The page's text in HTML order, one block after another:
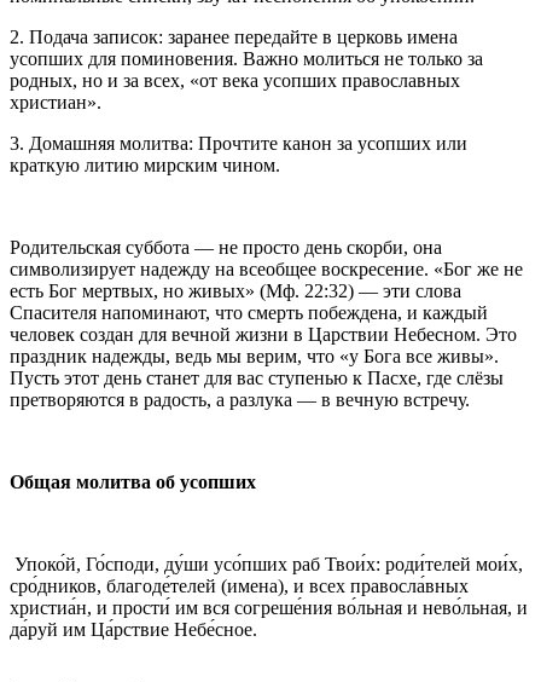
2. Подача записок: заранее передайте в церковь имена
усопших для поминовения. Важно молиться не только за
родных, но и за всех, «от века усопших православных
христиан».
3. Домашняя молитва: Прочтите канон за усопших или
краткую литию мирским чином.
Родительская суббота — не просто день скорби, она
символизирует надежду на всеобщее воскресение. «Бог же не
есть Бог мертвых, но живых» (Мф. 22:32) — эти слова
Спасителя напоминают, что смерть побеждена, и каждый
человек создан для вечной жизни в Царствии Небесном. Это
праздник надежды, ведь мы верим, что «у Бога все живы».
Пусть этот день станет для вас ступенью к Пасхе, где слёзы
претворяются в радость, а разлука — в вечную встречу.
Общая молитва об усопших
Упоко́й, Го́споди, ду́ши усо́пших раб Твои́х: роди́телей мои́х,
сро́дников, благоде́телей (имена), и всех правосла́вных
христиа́н, и прости́ им вся согреше́ния во́льная и нево́льная, и
да́руй им Ца́рствие Небе́сное.